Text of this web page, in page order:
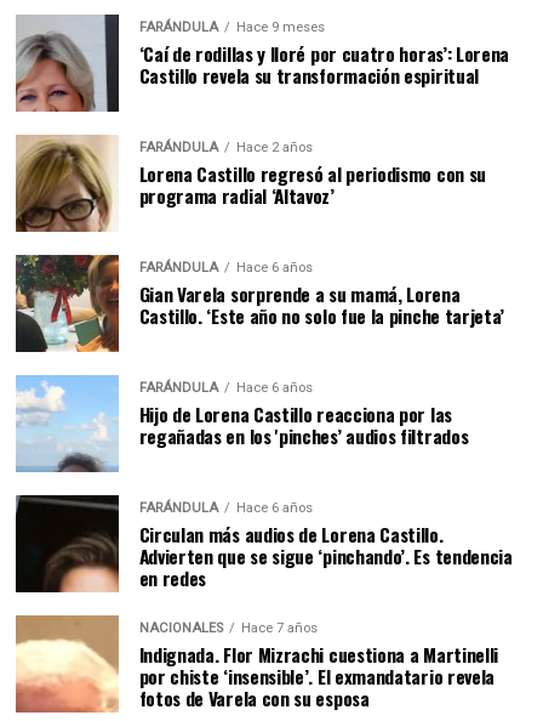
FARÁNDULA Hace 9 meses
‘Caí de rodillas y lloré por cuatro horas’: Lorena
Castillo revela su transformación espiritual
FARÁNDULA Hace 2 años
Lorena Castillo regresó al periodismo con su
programa radial ‘Altavoz’
FARÁNDULA Hace 6 años
Gian Varela sorprende a su mamá, Lorena
Castillo. ‘Este año no solo fue la pinche tarjeta’
FARÁNDULA Hace 6 años
Hijo de Lorena Castillo reacciona por las
regañadas en los 'pinches’ audios filtrados
FARÁNDULA Hace 6 años
Circulan más audios de Lorena Castillo.
Advierten que se sigue ‘pinchando’. Es tendencia
en redes
NACIONALES Hace 7 años
Indignada. Flor Mizrachi cuestiona a Martinelli
por chiste ‘insensible’. El exmandatario revela
fotos de Varela con su esposa